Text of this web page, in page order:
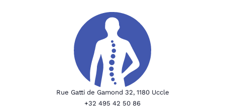
Rue Gatti de Gamond 32, 1180 Uccle
+32 495 42 50 86